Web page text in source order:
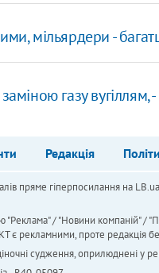
мільярдери -
газу вугіллям,
Редакція
пряме гіперпосилання на
"Реклама" / "Новини компаній" /
проте редакція
судження, оприлюднені у